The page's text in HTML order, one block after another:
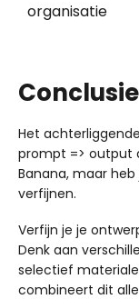
organisatie
Conclusie
Het
prompt => output
Banana, maar
verfijnen.
Verfijn je je
Denk aan
selectief
combineert dit